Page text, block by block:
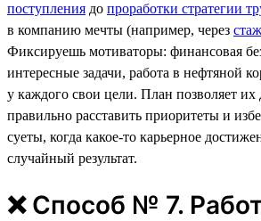
поступления до проработки стратегии
в компанию мечты (например, через
Фиксируешь мотиваторы: финансовая
интересные задачи, работа в нефтяной
у каждого свои цели. План позволяет их
правильно расставить приоритеты и
суеты, когда какое-то карьерное
случайный результат.
❌ Способ № 7.